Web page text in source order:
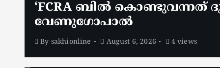
‘FCRA ബിൽ കൊണ്ടുവന്നത്
വേണു​ഗോപാൽ
By sakhionline August 6, 2026 4 views